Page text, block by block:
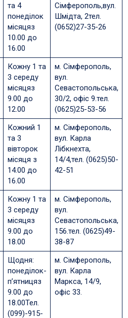
та 4
понеділок
місяцяз
10.00 до
16.00
Сімферополь,вул.
Шмідта, 2тел.
(0652)27-35-26
Кожну 1 та
3 середу
місяцяз
9.00 до
12.00
м. Сімферополь,
вул.
Севастопольська,
30/2, офіс 9.тел.
(0625)25-53-56
Кожний 1
та 3
вівторок
місяця з
14.00 до
16.00
м. Сімферополь,
вул. Карла
Лібкнехта,
14/4,тел. (0625)50-
42-51
Кожну 1 та
3 середу
місяцяз
9.00 до
18.00
м. Сімферополь,
вул.
Севастопольська,
156.тел. (0625)49-
38-87
Щодня:
понеділок-
п’ятницяз
9.00 до
18.00Тел.
(099)-915-
м. Сімферополь,
вул. Карла
Маркса, 14/9,
офіс 33.